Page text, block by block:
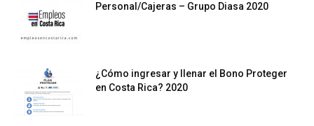
Personal/Cajeras – Grupo Diasa 2020
¿Cómo ingresar y llenar el Bono Proteger
en Costa Rica? 2020